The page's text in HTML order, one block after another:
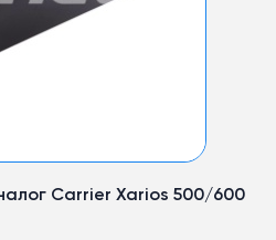
Carrier Xarios 500/600